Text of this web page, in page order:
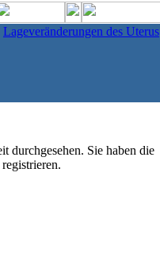
Lageveränderungen des Uterus
durchgesehen. Sie haben die
registrieren.